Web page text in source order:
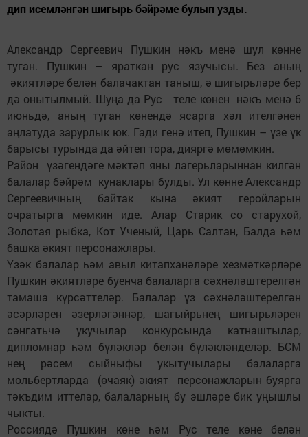
дип исемләнгән шигырь бәйрәме булып узды.
Александр Сергеевич Пушкин нәкъ менә шул көнне
туган. Пушкин – яраткан рус язучысы. Без аның
әкиятләре белән балачактан таныш, ә шигырьләре бер
дә онытылмый. Шуңа да Рус теле көнен нәкъ менә 6
июньдә, аның туган көнендә ясарга хәл ителгәнен
аңлатуда зарурлык юк. Гади генә итеп, Пушкин – үзе үк
барысы турында да әйтеп тора, дияргә мөмөмкин.
Район үзәгендәге мәктәп яны лагерьларыннан килгән
балалар бәйрәм кунаклары булды. Ул көнне Александр
Сергеевичның байтак кына әкият геройларын
очратырга мөмкин иде. Алар Старик со старухой,
Золотая рыбка, Кот Ученый, Царь Салтан, Балда һәм
башка әкият персонажлары.
Үзәк балалар һәм авыл китапханәләре хезмәткәрләре
Пушкин әкиятләре буенча балаларга сәхнәләштерелгән
тамаша күрсәттеләр. Балалар үз сәхнәләштерелгән
әсәрләрен әзерләгәннәр, шагыйрьнең шигырьләрен
сәнгатьчә укучылар конкурсында катнаштылар,
дипломнар һәм бүләкләр белән бүләкләнделәр. БСМ
нең рәсем сыйныфы укытучылары балаларга
мольбертларда (өчаяк) әкият персонажларын буярга
тәкъдим иттеләр, балаларның бу эшләре бик уңышлы
чыкты.
Россиядә Пушкин көне һәм Рус теле көне белән